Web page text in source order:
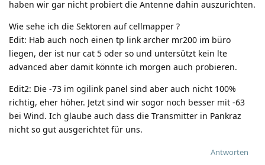
haben wir gar nicht probiert die Antenne dahin auszurichten.
Wie sehe ich die Sektoren auf cellmapper ?
Edit: Hab auch noch einen tp link archer mr200 im büro
liegen, der ist nur cat 5 oder so und untersützt kein lte
advanced aber damit könnte ich morgen auch probieren.
Edit2: Die -73 im ogilink panel sind aber auch nicht 100%
richtig, eher höher. Jetzt sind wir sogor noch besser mit -63
bei Wind. Ich glaube auch dass die Transmitter in Pankraz
nicht so gut ausgerichtet für uns.
Antworten